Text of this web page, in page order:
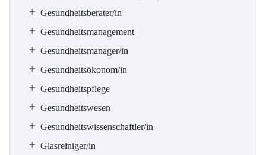
Gesundheitsberater/in
Gesundheitsmanagement
Gesundheitsmanager/in
Gesundheitsökonom/in
Gesundheitspflege
Gesundheitswesen
Gesundheitswissenschaftler/in
Glasreiniger/in